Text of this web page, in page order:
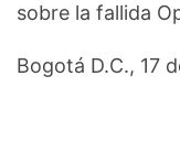
sobre la fallida
Bogotá D.C., 17